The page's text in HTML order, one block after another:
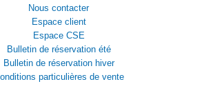
Nous contacter
Espace client
Espace CSE
Bulletin de réservation été
Bulletin de réservation hiver
particulières de vente